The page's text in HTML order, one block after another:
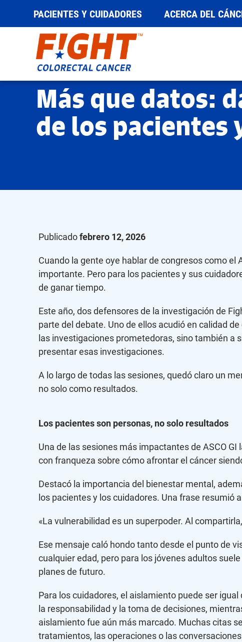
contenido
PACIENTES Y CUIDADORES ACERCA DEL
Más que datos:
de los pacientes
Publicadofebrero 12, 2026
Cuando la gente oye hablar de congresos como
importante. Pero para los pacientes y sus
de ganar tiempo.
Este año, dos defensores de la investigación de
parte del debate. Uno de ellos acudió en calidad
las investigaciones prometedoras, sino también a
presentar esas investigaciones.
A lo largo de todas las sesiones, quedó claro un
no solo como resultados.
Los pacientes son personas, no solo resultados
Una de las sesiones más impactantes de ASCO
con franqueza sobre cómo afrontar el cáncer
Destacó la importancia del bienestar mental,
los pacientes y los cuidadores. Una frase resumió
«La vulnerabilidad es un superpoder. Al
Ese mensaje caló hondo tanto desde el punto de
cualquier edad, pero para los jóvenes adultos
planes de futuro.
Para los cuidadores, el aislamiento puede ser
la responsabilidad y la toma de decisiones,
aislamiento fue aún más marcado. Muchas citas
tratamientos, las operaciones o las